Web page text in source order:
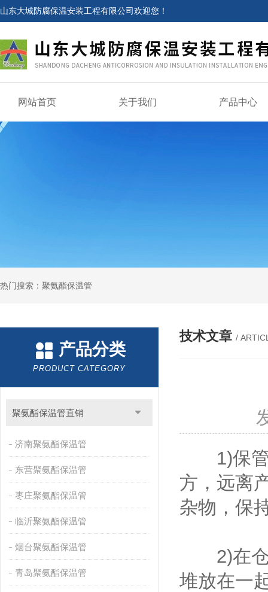
山东大城防腐保温安装工程有限公司欢迎您！
网站首页 关于我们 产品中心
热门搜索：聚氨酯保温管
产品分类
PRODUCT CATEGORY
聚氨酯保温管直销
济南聚氨酯保温管
东营聚氨酯保温管
枣庄聚氨酯保温管
临沂聚氨酯保温管
烟台聚氨酯保温管
青岛聚氨酯保温管
技术文章 /
1)保管
方，远离
杂物，保
2)在仓
堆放在一